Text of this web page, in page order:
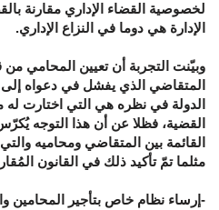
لخصوصية القضاء الإداري مقارنة
الإدارة هي دوما في النزاع الإداري.
وبيّنت التجربة أن تعيين المحامي من
المتقاضي الذي يفشل في دعواه
الدولة في نظره هي التي اختارت له
القضية، فظلا عن أن هذا التوجه يُكرّس
القائمة بين المتقاضي ومحاميه
مثلما تمّ تأكيد ذلك في القانون
-إرساء نظام خاص بتأجير المحامين